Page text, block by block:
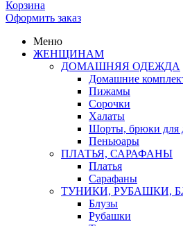
Корзина
Оформить заказ
Меню
ЖЕНЩИНАМ
ДОМАШНЯЯ ОДЕЖДА
Домашние
Пижамы
Сорочки
Халаты
Шорты, брюки для
Пеньюары
ПЛАТЬЯ, САРАФАНЫ
Платья
Сарафаны
ТУНИКИ, РУБАШКИ,
Блузы
Рубашки